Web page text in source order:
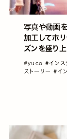
写真や動画
加工してホ
ズンを盛り上
yucoの加工
Vol.69
#yuco#イン
ストーリー#イ